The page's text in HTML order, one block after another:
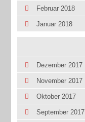
Februar 2018
Januar 2018
Dezember 2017
November 2017
Oktober 2017
September 2017